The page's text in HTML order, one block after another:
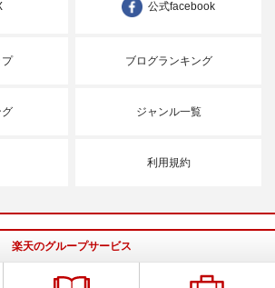
公式facebook
プ ブログランキング
ジャンル一覧
利用規約
楽天のグループサービス